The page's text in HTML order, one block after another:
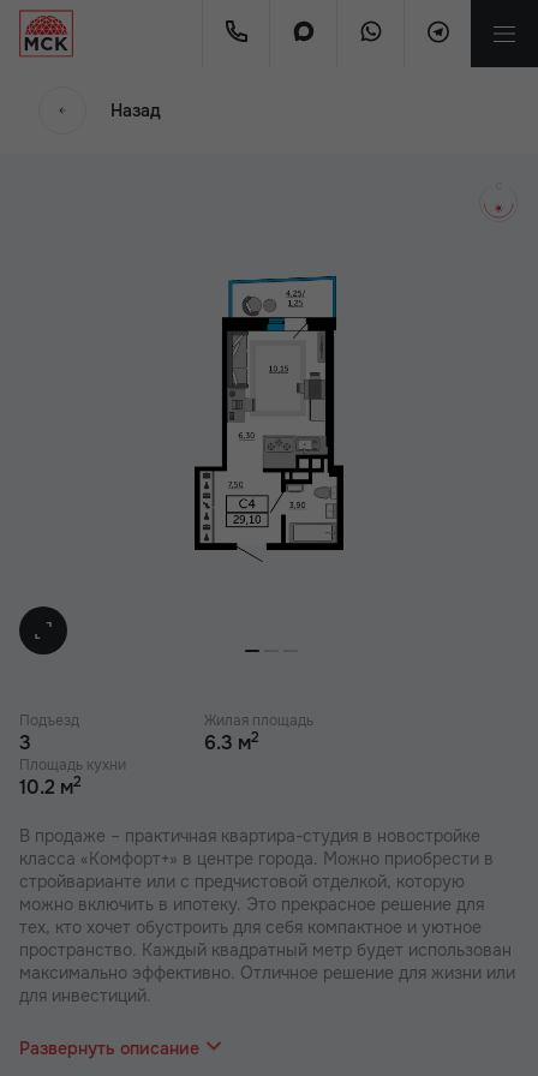
Назад
Подъезд
3
Жилая площадь
6.3 м2
Площадь кухни
10.2 м2
В продаже – практичная квартира-студия в новостройке
класса «Комфорт+» в центре города. Можно приобрести в
стройварианте или с предчистовой отделкой, которую
можно включить в ипотеку. Это прекрасное решение для
тех, кто хочет обустроить для себя компактное и уютное
пространство. Каждый квадратный метр будет использован
максимально эффективно. Отличное решение для жизни или
для инвестиций.
отделе продаж Вас проконсультируют по актуальным
предложениям.
Развернуть описание